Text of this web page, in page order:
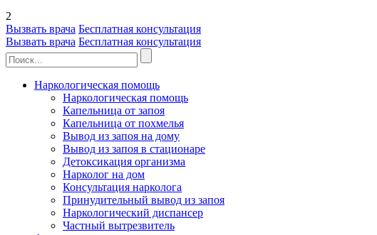
2
Вызвать врача Бесплатная консультация
Вызвать врача Бесплатная консультация
Наркологическая помощь
Наркологическая помощь
Капельница от запоя
Капельница от похмелья
Вывод из запоя на дому
Вывод из запоя в стационаре
Детоксикация организма
Нарколог на дом
Консультация нарколога
Принудительный вывод из запоя
Наркологический диспансер
Частный вытрезвитель